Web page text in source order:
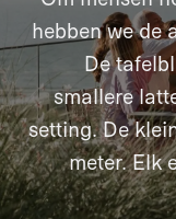
hebben we de
De
smallere
setting. De
meter. Elk